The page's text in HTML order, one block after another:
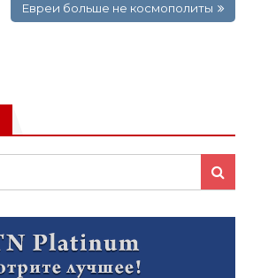
Евреи больше не космополиты
Search